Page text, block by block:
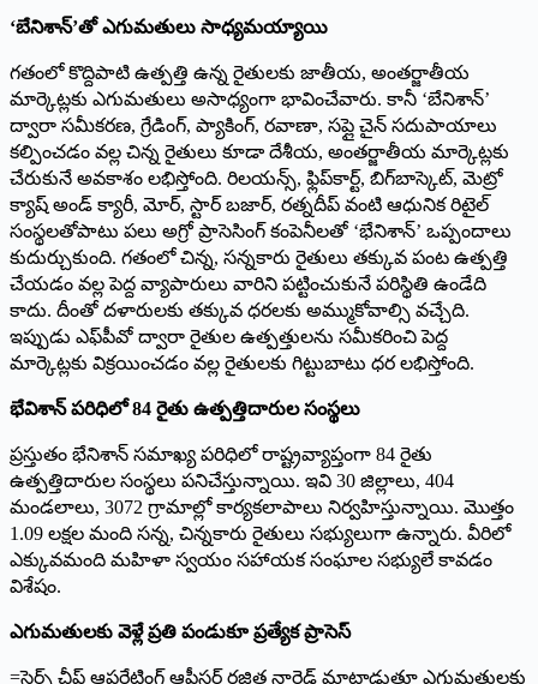
‘బేనిశాన్‌’తో ఎగుమతులు సాధ్యమ‌య్యాయి
గతంలో కొద్దిపాటి ఉత్పత్తి ఉన్న రైతులకు జాతీయ, అంతర్జాతీయ
మార్కెట్లకు ఎగుమతులు అసాధ్యంగా భావించేవారు. కానీ ‘బేనిశాన్‌’
ద్వారా సమీకరణ, గ్రేడింగ్, ప్యాకింగ్, రవాణా, సప్లై చైన్ సదుపాయాలు
కల్పించడం వల్ల చిన్న రైతులు కూడా దేశీయ, అంతర్జాతీయ మార్కెట్లకు
చేరుకునే అవకాశం లభిస్తోంది. రిలయన్స్, ఫ్లిప్‌కార్ట్, బిగ్‌బాస్కెట్, మెట్రో
క్యాష్ అండ్ క్యారీ, మోర్, స్టార్ బజార్, రత్నదీప్ వంటి ఆధునిక రిటైల్
సంస్థలతోపాటు పలు అగ్రో ప్రాసెసింగ్ కంపెనీలతో ‘భేనిశాన్‌’ ఒప్పందాలు
కుదుర్చుకుంది. గతంలో చిన్న, సన్నకారు రైతులు తక్కువ పంట ఉత్పత్తి
చేయడం వల్ల పెద్ద వ్యాపారులు వారిని పట్టించుకునే పరిస్థితి ఉండేది
కాదు. దీంతో దళారులకు తక్కువ ధరలకు అమ్ముకోవాల్సి వచ్చేది.
ఇప్పుడు ఎఫ్‌పీవో ద్వారా రైతుల ఉత్పత్తులను సమీకరించి పెద్ద
మార్కెట్లకు విక్రయించడం వల్ల రైతులకు గిట్టుబాటు ధర లభిస్తోంది.
భేవిశాన్ పరిధిలో 84 రైతు ఉత్పత్తిదారుల సంస్థలు
ప్రస్తుతం భేనిశాన్ సమాఖ్య పరిధిలో రాష్ట్రవ్యాప్తంగా 84 రైతు
ఉత్పత్తిదారుల సంస్థలు పనిచేస్తున్నాయి. ఇవి 30 జిల్లాలు, 404
మండలాలు, 3072 గ్రామాల్లో కార్యకలాపాలు నిర్వహిస్తున్నాయి. మొత్తం
1.09 లక్షల మంది సన్న, చిన్నకారు రైతులు సభ్యులుగా ఉన్నారు. వీరిలో
ఎక్కువమంది మహిళా స్వయం సహాయక సంఘాల సభ్యులే కావడం
విశేషం.
ఎగుమతులకు వెళ్లే ప్రతి పండుకూ ప్ర‌త్యేక ప్రాసెస్‌
=సెర్ప్ చీఫ్ ఆపరేటింగ్ ఆఫీసర్ రజిత నారెడ్ మాట్లాడుతూ ఎగుమతులకు